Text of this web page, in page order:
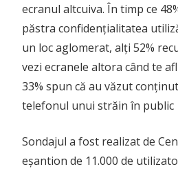
ecranul altcuiva. În timp ce
păstra confidențialitatea
un loc aglomerat, alți 52%
vezi ecranele altora când te
33% spun că au văzut
telefonul unui străin în public
Sondajul a fost realizat de
eșantion de 11.000 de